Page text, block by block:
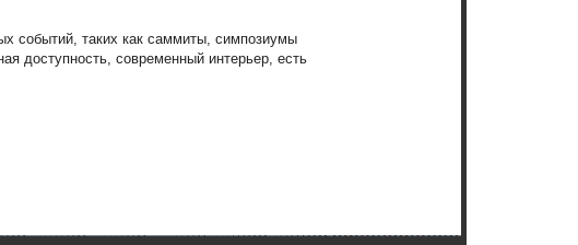
событий, таких как саммиты, симпозиумы
доступность, современный интерьер, есть